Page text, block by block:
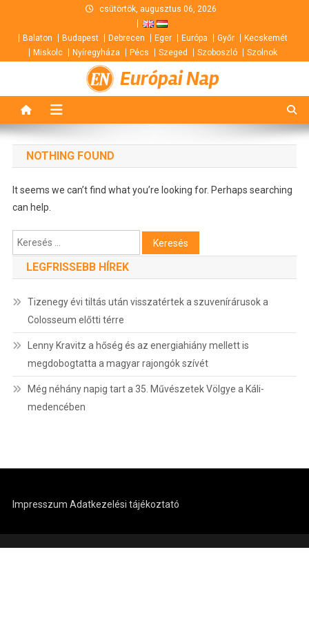
content
csütörtök, augusztus 06, 2026
Balaton Budapest Debrecen Eger Európa Győr
Kecskemét
Miskolc
Nyíregyháza Pécs Szeged Szoboszló Szolnok
Európai Nap
NOTHING FOUND
It seems we can’t find what you’re looking for. Perhaps searching
can help.
Keresés:
LEGFRISSEBB HÍREK
Tizenegy évi tiltás után visszatértek a szuvenírárusok a
Colosseum előtti térre
Lenny Kravitz a hőség és az energiahiány mellett is
megdobogtatta a magyar rajongók szívét
Még néhány napig tart a 35. Művészetek Völgye a Káli-
medencében
Impresszum Adatkezelési tájékoztató